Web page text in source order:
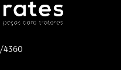
4360